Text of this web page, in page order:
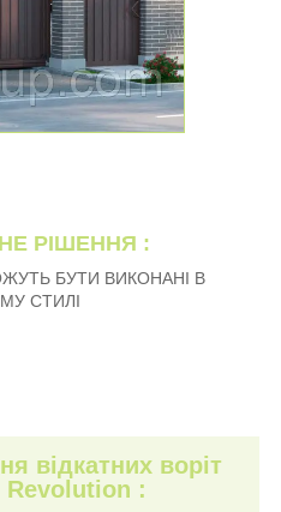
РІШЕННЯ :
БУТИ ВИКОНАНІ В
СТИЛІ
відкатних воріт
Revolution :